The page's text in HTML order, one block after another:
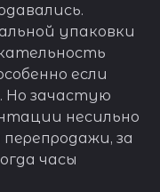
упаковки
если
Но зачастую
несильно
за
часы